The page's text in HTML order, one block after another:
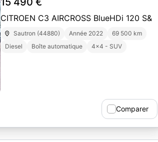
CITROEN C3 AIRCROSS BlueHDi 120 S&
Sautron (44880) Année 2022
69 500 km
Diesel
Boîte automatique 4x4 - SUV
Comparer